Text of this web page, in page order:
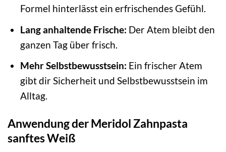
Formel hinterlässt ein erfrischendes Gefühl.
Lang anhaltende Frische: Der Atem bleibt den
ganzen Tag über frisch.
Mehr Selbstbewusstsein: Ein frischer Atem
gibt dir Sicherheit und Selbstbewusstsein im
Alltag.
Anwendung der Meridol Zahnpasta
sanftes Weiß